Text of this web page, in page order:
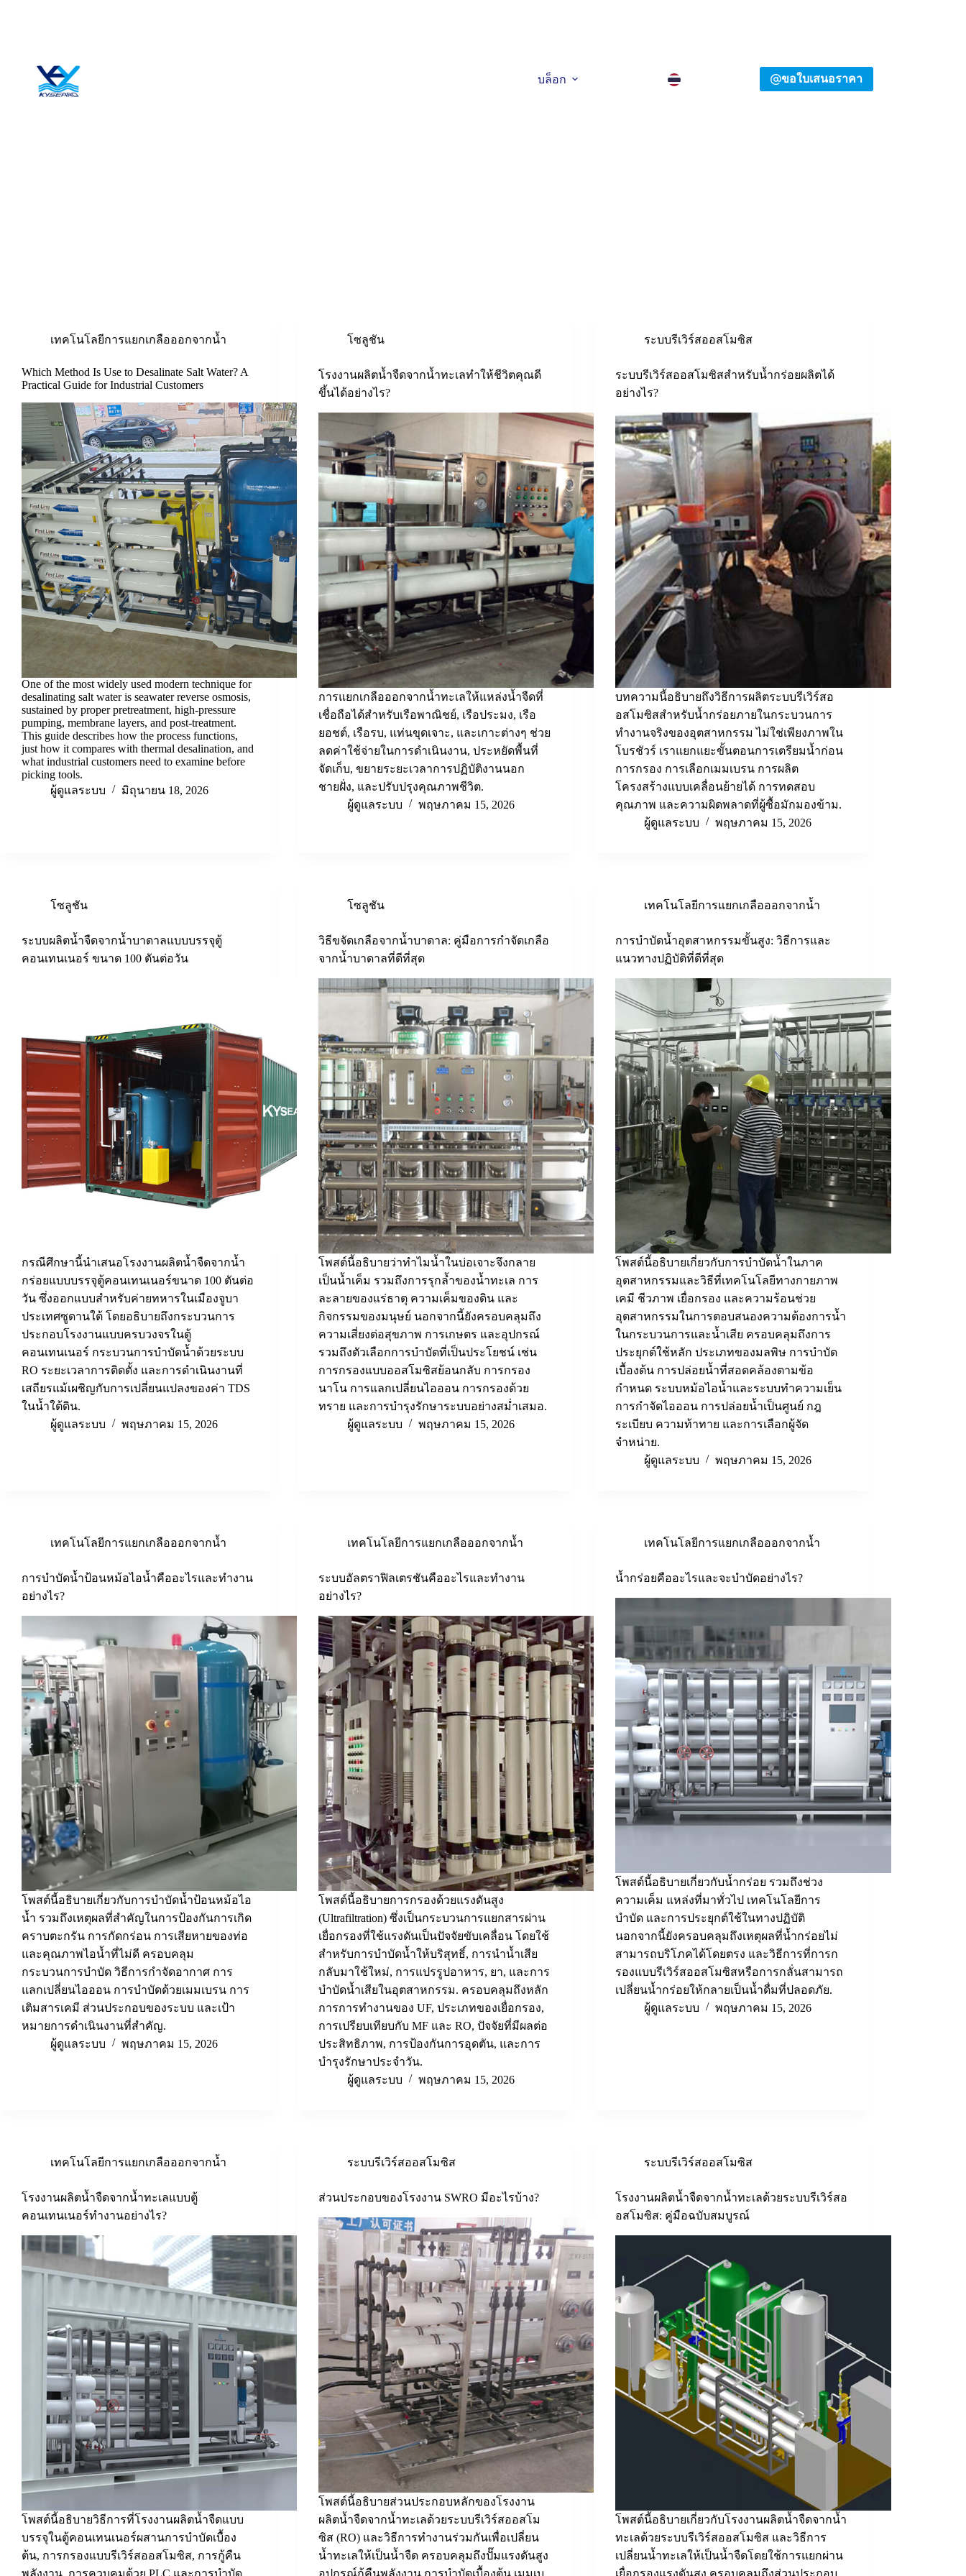
บล็อก ขอใบเสนอราคา
เทคโนโลยีการแยกเกลือออกจากน้ำ
Which Method Is Use to Desalinate Salt Water? A
Practical Guide for Industrial Customers
One of the most widely used modern technique for
desalinating salt water is seawater reverse osmosis,
sustained by proper pretreatment, high-pressure
pumping, membrane layers, and post-treatment.
This guide describes how the process functions,
just how it compares with thermal desalination, and
what industrial customers need to examine before
picking tools.
ผู้ดูแลระบบ
มิถุนายน 18, 2026
โซลูชัน
โรงงานผลิตน้ำจืดจากน้ำทะเลทำให้ชีวิตคุณดี
ขึ้นได้อย่างไร?
การแยกเกลือออกจากน้ำทะเลให้แหล่งน้ำจืดที่
เชื่อถือได้สำหรับเรือพาณิชย์, เรือประมง, เรือ
ยอชต์, เรือรบ, แท่นขุดเจาะ, และเกาะต่างๆ ช่วย
ลดค่าใช้จ่ายในการดำเนินงาน, ประหยัดพื้นที่
จัดเก็บ, ขยายระยะเวลาการปฏิบัติงานนอก
ชายฝั่ง, และปรับปรุงคุณภาพชีวิต.
ผู้ดูแลระบบ
พฤษภาคม 15, 2026
ระบบรีเวิร์สออสโมซิส
ระบบรีเวิร์สออสโมซิสสำหรับน้ำกร่อยผลิตได้
อย่างไร?
บทความนี้อธิบายถึงวิธีการผลิตระบบรีเวิร์สอ
อสโมซิสสำหรับน้ำกร่อยภายในกระบวนการ
ทำงานจริงของอุตสาหกรรม ไม่ใช่เพียงภาพใน
โบรชัวร์ เราแยกแยะขั้นตอนการเตรียมน้ำก่อน
การกรอง การเลือกเมมเบรน การผลิต
โครงสร้างแบบเคลื่อนย้ายได้ การทดสอบ
คุณภาพ และความผิดพลาดที่ผู้ซื้อมักมองข้าม.
ผู้ดูแลระบบ
พฤษภาคม 15, 2026
โซลูชัน
ระบบผลิตน้ำจืดจากน้ำบาดาลแบบบรรจุตู้
คอนเทนเนอร์ ขนาด 100 ตันต่อวัน
กรณีศึกษานี้นำเสนอโรงงานผลิตน้ำจืดจากน้ำ
กร่อยแบบบรรจุตู้คอนเทนเนอร์ขนาด 100 ตันต่อ
วัน ซึ่งออกแบบสำหรับค่ายทหารในเมืองจูบา
ประเทศซูดานใต้ โดยอธิบายถึงกระบวนการ
ประกอบโรงงานแบบครบวงจรในตู้
คอนเทนเนอร์ กระบวนการบำบัดน้ำด้วยระบบ
RO ระยะเวลาการติดตั้ง และการดำเนินงานที่
เสถียรแม้เผชิญกับการเปลี่ยนแปลงของค่า TDS
ในน้ำใต้ดิน.
ผู้ดูแลระบบ
พฤษภาคม 15, 2026
โซลูชัน
วิธีขจัดเกลือจากน้ำบาดาล: คู่มือการกำจัดเกลือ
จากน้ำบาดาลที่ดีที่สุด
โพสต์นี้อธิบายว่าทำไมน้ำในบ่อเจาะจึงกลาย
เป็นน้ำเค็ม รวมถึงการรุกล้ำของน้ำทะเล การ
ละลายของแร่ธาตุ ความเค็มของดิน และ
กิจกรรมของมนุษย์ นอกจากนี้ยังครอบคลุมถึง
ความเสี่ยงต่อสุขภาพ การเกษตร และอุปกรณ์
รวมถึงตัวเลือกการบำบัดที่เป็นประโยชน์ เช่น
การกรองแบบออสโมซิสย้อนกลับ การกรอง
นาโน การแลกเปลี่ยนไอออน การกรองด้วย
ทราย และการบำรุงรักษาระบบอย่างสม่ำเสมอ.
ผู้ดูแลระบบ
พฤษภาคม 15, 2026
เทคโนโลยีการแยกเกลือออกจากน้ำ
การบำบัดน้ำอุตสาหกรรมขั้นสูง: วิธีการและ
แนวทางปฏิบัติที่ดีที่สุด
โพสต์นี้อธิบายเกี่ยวกับการบำบัดน้ำในภาค
อุตสาหกรรมและวิธีที่เทคโนโลยีทางกายภาพ
เคมี ชีวภาพ เยื่อกรอง และความร้อนช่วย
อุตสาหกรรมในการตอบสนองความต้องการน้ำ
ในกระบวนการและน้ำเสีย ครอบคลุมถึงการ
ประยุกต์ใช้หลัก ประเภทของมลพิษ การบำบัด
เบื้องต้น การปล่อยน้ำที่สอดคล้องตามข้อ
กำหนด ระบบหม้อไอน้ำและระบบทำความเย็น
การกำจัดไอออน การปล่อยน้ำเป็นศูนย์ กฎ
ระเบียบ ความท้าทาย และการเลือกผู้จัด
จำหน่าย.
ผู้ดูแลระบบ
พฤษภาคม 15, 2026
เทคโนโลยีการแยกเกลือออกจากน้ำ
การบำบัดน้ำป้อนหม้อไอน้ำคืออะไรและทำงาน
อย่างไร?
โพสต์นี้อธิบายเกี่ยวกับการบำบัดน้ำป้อนหม้อไอ
น้ำ รวมถึงเหตุผลที่สำคัญในการป้องกันการเกิด
คราบตะกรัน การกัดกร่อน การเสียหายของท่อ
และคุณภาพไอน้ำที่ไม่ดี ครอบคลุม
กระบวนการบำบัด วิธีการกำจัดอากาศ การ
แลกเปลี่ยนไอออน การบำบัดด้วยเมมเบรน การ
เติมสารเคมี ส่วนประกอบของระบบ และเป้า
หมายการดำเนินงานที่สำคัญ.
ผู้ดูแลระบบ
พฤษภาคม 15, 2026
เทคโนโลยีการแยกเกลือออกจากน้ำ
ระบบอัลตราฟิลเตรชันคืออะไรและทำงาน
อย่างไร?
โพสต์นี้อธิบายการกรองด้วยแรงดันสูง
(Ultrafiltration) ซึ่งเป็นกระบวนการแยกสารผ่าน
เยื่อกรองที่ใช้แรงดันเป็นปัจจัยขับเคลื่อน โดยใช้
สำหรับการบำบัดน้ำให้บริสุทธิ์, การนำน้ำเสีย
กลับมาใช้ใหม่, การแปรรูปอาหาร, ยา, และการ
บำบัดน้ำเสียในอุตสาหกรรม. ครอบคลุมถึงหลัก
การการทำงานของ UF, ประเภทของเยื่อกรอง,
การเปรียบเทียบกับ MF และ RO, ปัจจัยที่มีผลต่อ
ประสิทธิภาพ, การป้องกันการอุดตัน, และการ
บำรุงรักษาประจำวัน.
ผู้ดูแลระบบ
พฤษภาคม 15, 2026
เทคโนโลยีการแยกเกลือออกจากน้ำ
น้ำกร่อยคืออะไรและจะบำบัดอย่างไร?
โพสต์นี้อธิบายเกี่ยวกับน้ำกร่อย รวมถึงช่วง
ความเค็ม แหล่งที่มาทั่วไป เทคโนโลยีการ
บำบัด และการประยุกต์ใช้ในทางปฏิบัติ
นอกจากนี้ยังครอบคลุมถึงเหตุผลที่น้ำกร่อยไม่
สามารถบริโภคได้โดยตรง และวิธีการที่การก
รองแบบรีเวิร์สออสโมซิสหรือการกลั่นสามารถ
เปลี่ยนน้ำกร่อยให้กลายเป็นน้ำดื่มที่ปลอดภัย.
ผู้ดูแลระบบ
พฤษภาคม 15, 2026
เทคโนโลยีการแยกเกลือออกจากน้ำ
โรงงานผลิตน้ำจืดจากน้ำทะเลแบบตู้
คอนเทนเนอร์ทำงานอย่างไร?
โพสต์นี้อธิบายวิธีการที่โรงงานผลิตน้ำจืดแบบ
บรรจุในตู้คอนเทนเนอร์ผสานการบำบัดเบื้อง
ต้น, การกรองแบบรีเวิร์สออสโมซิส, การกู้คืน
พลังงาน, การควบคุมด้วย PLC และการบำบัด
ระบบรีเวิร์สออสโมซิส
ส่วนประกอบของโรงงาน SWRO มีอะไรบ้าง?
โพสต์นี้อธิบายส่วนประกอบหลักของโรงงาน
ผลิตน้ำจืดจากน้ำทะเลด้วยระบบรีเวิร์สออสโม
ซิส (RO) และวิธีการทำงานร่วมกันเพื่อเปลี่ยน
น้ำทะเลให้เป็นน้ำจืด ครอบคลุมถึงปั๊มแรงดันสูง
อุปกรณ์กู้คืนพลังงาน การบำบัดเบื้องต้น เมมเบ
ระบบรีเวิร์สออสโมซิส
โรงงานผลิตน้ำจืดจากน้ำทะเลด้วยระบบรีเวิร์สอ
อสโมซิส: คู่มือฉบับสมบูรณ์
โพสต์นี้อธิบายเกี่ยวกับโรงงานผลิตน้ำจืดจากน้ำ
ทะเลด้วยระบบรีเวิร์สออสโมซิส และวิธีการ
เปลี่ยนน้ำทะเลให้เป็นน้ำจืดโดยใช้การแยกผ่าน
เยื่อกรองแรงดันสูง ครอบคลุมถึงส่วนประกอบ